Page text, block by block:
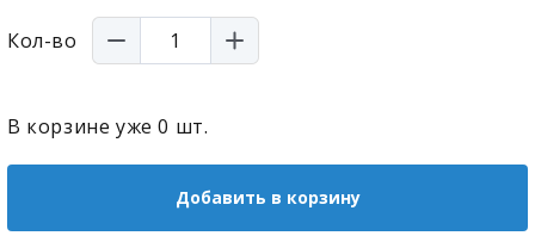
Кол-во
В корзине уже0 шт.
Добавить в корзину